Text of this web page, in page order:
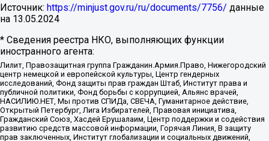
Источник: https://minjust.gov.ru/ru/documents/7756/ данные
на 13.05.2024
* Сведения реестра НКО, выполняющих функции
иностранного агента:
Лилит, Правозащитная группа Гражданин.Армия.Право, Нижегородский
центр немецкой и европейской культуры, Центр гендерных
исследований, Фонд защиты прав граждан Штаб, Институт права и
публичной политики, Фонд борьбы с коррупцией, Альянс врачей,
НАСИЛИЮ.НЕТ, Мы против СПИДа, СВЕЧА, Гуманитарное действие,
Открытый Петербург, Лига Избирателей, Правовая инициатива,
Гражданский Союз, Хасдей Ерушалаим, Центр поддержки и содействия
развитию средств массовой информации, Горячая Линия, В защиту
прав заключенных, Институт глобализации и социальных движений,